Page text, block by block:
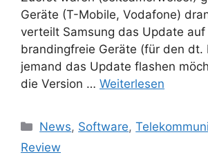
Geräte (T-Mobile, Vodafone)
verteilt Samsung das Update
brandingfreie Geräte (für den dt.
jemand das Update flashen
die Version … Weiterlesen
Kategorien
News, Software,
Review